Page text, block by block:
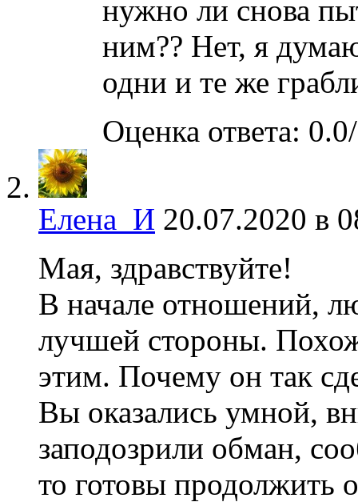
нужно ли снова
ним?? Нет, я
одни и те же
Оценка ответа: 0.0/
Елена_И 20.07.2020 в
Мая, здравствуйте!
В начале отношений,
лучшей стороны.
этим. Почему он так
Вы оказались умной,
заподозрили обман,
то готовы продолжить